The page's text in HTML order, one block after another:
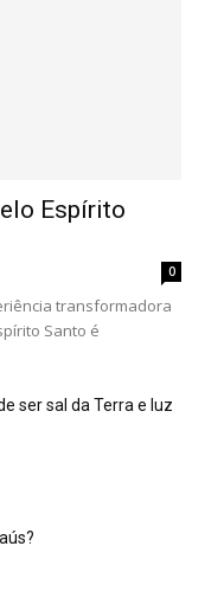
Espírito
0
transformadora
Santo é
ser sal da Terra e luz